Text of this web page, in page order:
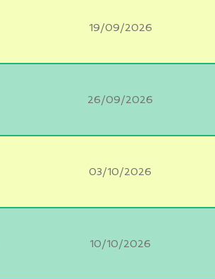
19/09/2026
26/09/2026
03/10/2026
10/10/2026